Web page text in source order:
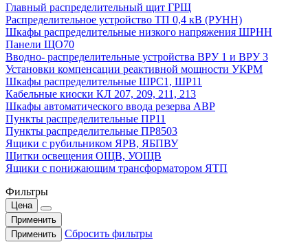
Главный распределительный щит ГРЩ
Распределительное устройство ТП 0,4 кВ (РУНН)
Шкафы распределительные низкого напряжения ШРНН
Панели ЩО70
Вводно- распределительные устройства ВРУ 1 и ВРУ 3
Установки компенсации реактивной мощности УКРМ
Шкафы распределительные ШРС1, ШР11
Кабельные киоски КЛ 207, 209, 211, 213
Шкафы автоматического ввода резерва АВР
Пункты распределительные ПР11
Пункты распределительные ПР8503
Ящики с рубильником ЯРВ, ЯБПВУ
Щитки освещения ОЩВ, УОЩВ
Ящики с понижающим трансформатором ЯТП
Фильтры
Цена
Применить
Применить
Сбросить фильтры